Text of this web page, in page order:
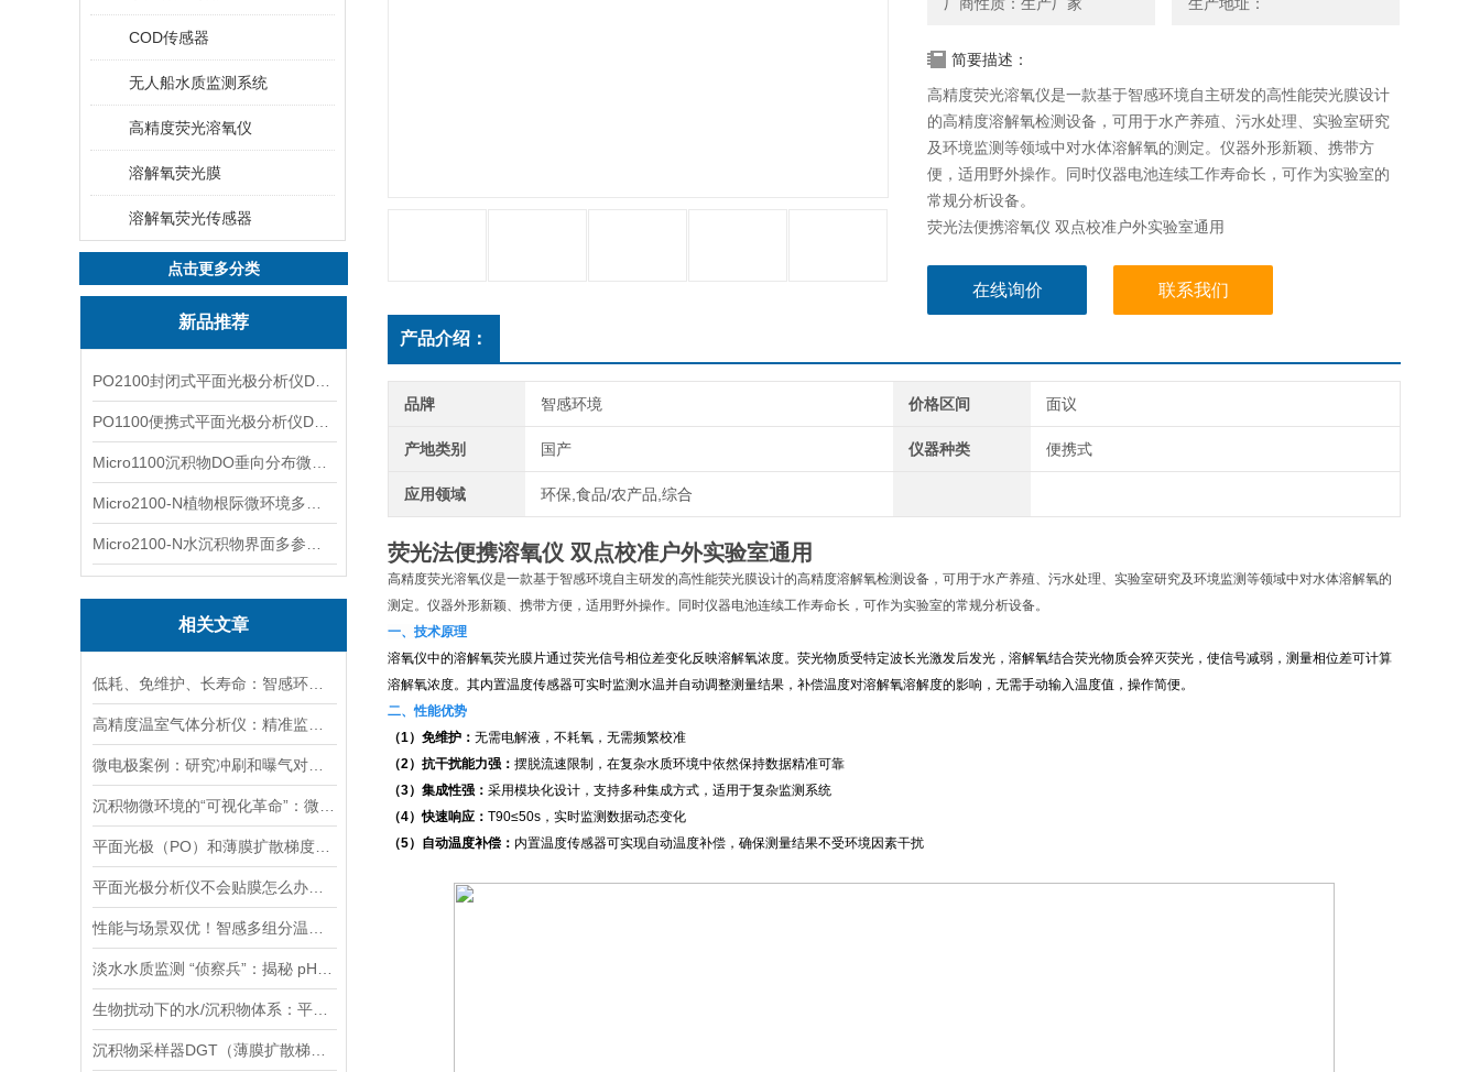
COD传感器
无人船水质监测系统
高精度荧光溶氧仪
溶解氧荧光膜
溶解氧荧光传感器
点击更多分类
新品推荐
相关文章
简要描述：
高精度荧光溶氧仪是一款基于智感环境自主研发的高性能荧光膜设计
的高精度溶解氧检测设备，可用于水产养殖、污水处理、实验室研究
及环境监测等领域中对水体溶解氧的测定。仪器外形新颖、携带方
便，适用野外操作。同时仪器电池连续工作寿命长，可作为实验室的
常规分析设备。
荧光法便携溶氧仪 双点校准户外实验室通用
在线询价 联系我们
产品介绍：
品牌 智感环境 价格区间 面议
产地类别 国产 仪器种类 便携式
应用领域 环保,食品/农产品,综合
荧光法便携溶氧仪 双点校准户外实验室通用
高精度荧光溶氧仪是一款基于智感环境自主研发的高性能荧光膜设计的高精度溶解氧检测设备，可用于水产养殖、污水处理、实验室研究及环境监测等领域中对水体溶解氧的
测定。仪器外形新颖、携带方便，适用野外操作。同时仪器电池连续工作寿命长，可作为实验室的常规分析设备。
一、技术原理
溶氧仪中的溶解氧荧光膜片通过荧光信号相位差变化反映溶解氧浓度。荧光物质受特定波长光激发后发光，溶解氧结合荧光物质会猝灭荧光，使信号减弱，测量相位差可计算
溶解氧浓度。其内置温度传感器可实时监测水温并自动调整测量结果，补偿温度对溶解氧溶解度的影响，无需手动输入温度值，操作简便。
二、性能优势
（1）免维护： 无需电解液，不耗氧，无需频繁校准
（2）抗干扰能力强： 摆脱流速限制，在复杂水质环境中依然保持数据精准可靠
（3）集成性强： 采用模块化设计，支持多种集成方式，适用于复杂监测系统
（4）快速响应： T90≤50s，实时监测数据动态变化
（5）自动温度补偿： 内置温度传感器可实现自动温度补偿，确保测量结果不受环境因素干扰